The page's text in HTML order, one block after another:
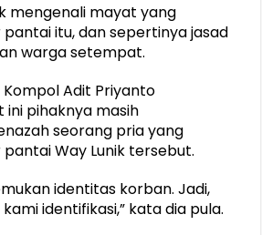
mengenali mayat yang
itu, dan sepertinya jasad
warga setempat.
Kompol Adit Priyanto
pihaknya masih
seorang pria yang
Way Lunik tersebut.
identitas korban. Jadi,
identifikasi,” kata dia pula.